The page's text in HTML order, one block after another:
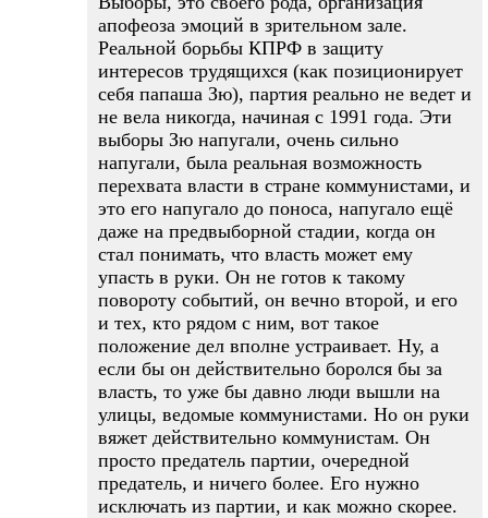
апофеоза эмоций в зрительном зале.
Реальной борьбы КПРФ в защиту
интересов трудящихся (как позиционирует
себя папаша Зю), партия реально не ведет и
не вела никогда, начиная с 1991 года. Эти
выборы Зю напугали, очень сильно
напугали, была реальная возможность
перехвата власти в стране коммунистами, и
это его напугало до поноса, напугало ещё
даже на предвыборной стадии, когда он
стал понимать, что власть может ему
упасть в руки. Он не готов к такому
повороту событий, он вечно второй, и его
и тех, кто рядом с ним, вот такое
положение дел вполне устраивает. Ну, а
если бы он действительно боролся бы за
власть, то уже бы давно люди вышли на
улицы, ведомые коммунистами. Но он руки
вяжет действительно коммунистам. Он
просто предатель партии, очередной
предатель, и ничего более. Его нужно
исключать из партии, и как можно скорее.